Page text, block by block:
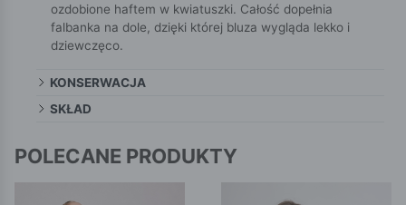
ozdobione haftem w kwiatuszki. Całość dopełnia
falbanka na dole, dzięki której bluza wygląda lekko i
dziewczęco.
KONSERWACJA
SKŁAD
POLECANE PRODUKTY